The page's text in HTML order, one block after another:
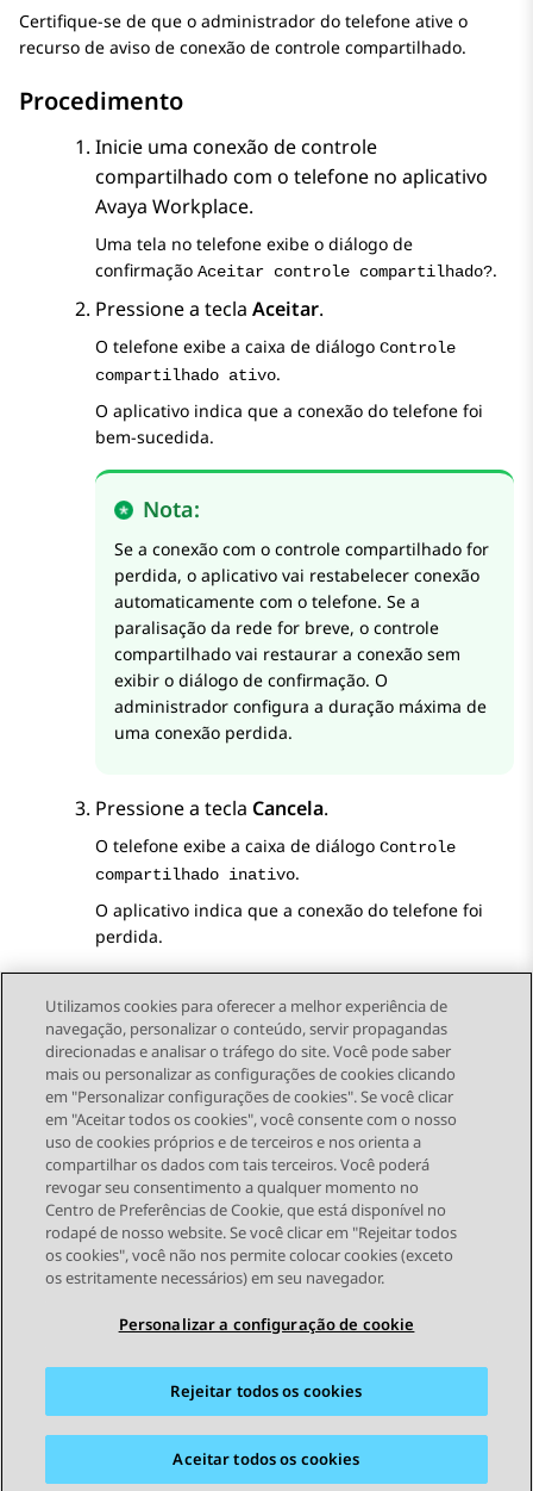
Certifique-se de que o administrador do telefone ative o
recurso de aviso de conexão de controle compartilhado.
Procedimento
Inicie uma conexão de controle
compartilhado com o telefone no aplicativo
Avaya Workplace.
Uma tela no telefone exibe o diálogo de
confirmação Aceitar controle compartilhado?.
Pressione a tecla Aceitar.
O telefone exibe a caixa de diálogo Controle
compartilhado ativo.
O aplicativo indica que a conexão do telefone foi
bem-sucedida.
Nota:
Se a conexão com o controle compartilhado for
perdida, o aplicativo vai restabelecer conexão
automaticamente com o telefone. Se a
paralisação da rede for breve, o controle
compartilhado vai restaurar a conexão sem
exibir o diálogo de confirmação. O
administrador configura a duração máxima de
uma conexão perdida.
Pressione a tecla Cancela.
O telefone exibe a caixa de diálogo Controle
compartilhado inativo.
O aplicativo indica que a conexão do telefone foi
perdida.
Send Feedback
Topic navigation
Tópico anterior Próximo tópico
STAY CONNECTED
Mapa do site Termos de Uso
Privacidade
Marcas registradas
Utilizamos cookies para oferecer a melhor experiência de
navegação, personalizar o conteúdo, servir propagandas
direcionadas e analisar o tráfego do site. Você pode saber
mais ou personalizar as configurações de cookies clicando
em "Personalizar configurações de cookies". Se você clicar
em "Aceitar todos os cookies", você consente com o nosso
uso de cookies próprios e de terceiros e nos orienta a
compartilhar os dados com tais terceiros. Você poderá
revogar seu consentimento a qualquer momento no
Centro de Preferências de Cookie, que está disponível no
rodapé de nosso website. Se você clicar em "Rejeitar todos
os cookies", você não nos permite colocar cookies (exceto
os estritamente necessários) em seu navegador.
Personalizar a configuração de cookie
Rejeitar todos os cookies
Aceitar todos os cookies